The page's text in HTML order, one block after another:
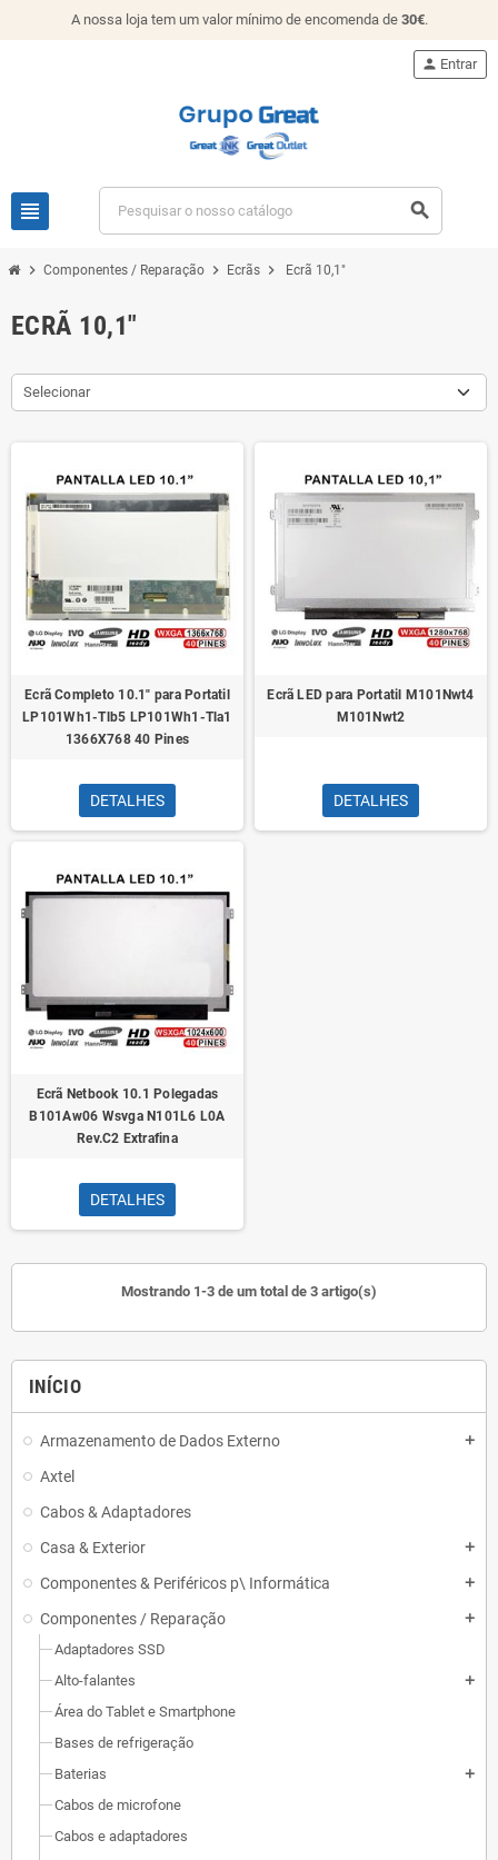
A nossa loja tem um valor mínimo de encomenda de 30€.
view_headline search
person Entrar
chevron_right Componentes / Reparação chevron_right Ecrãs chevron_right Ecrã 10,1"
INÍCIO
Armazenamento de Dados Externo add
Axtel
Cabos & Adaptadores
Casa & Exterior
add
Componentes & Periféricos p\ Informática add
Componentes / Reparação add
Adaptadores SSD
Alto-falantes
add
Área do Tablet e Smartphone
Bases de refrigeração
Baterias
add
Cabos de microfone
Cabos e adaptadores
ECRÃ 10,1"
Selecionar
Ecrã Completo 10.1" para Portatil
LP101Wh1-Tlb5 LP101Wh1-Tla1
1366X768 40 Pines
DETALHES
Ecrã LED para Portatil M101Nwt4
M101Nwt2
DETALHES
Ecrã Netbook 10.1 Polegadas
B101Aw06 Wsvga N101L6 L0A
Rev.C2 Extrafina
DETALHES
Mostrando 1-3 de um total de 3 artigo(s)